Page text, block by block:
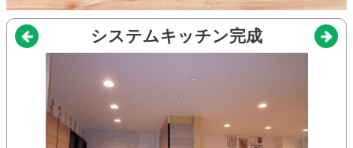
システムキッチン完成